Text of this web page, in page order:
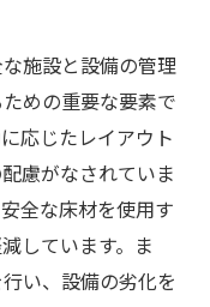
施設と設備の管理
めの重要な要素で
応じたレイアウト
慮がなされていま
全な床材を使用す
しています。ま
い、設備の劣化を